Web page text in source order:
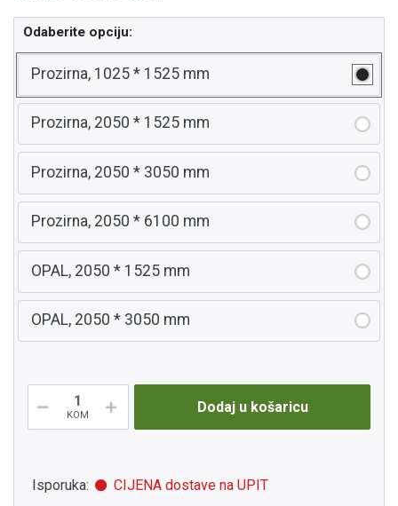
Odaberite opciju:
Prozirna, 1025 * 1525 mm
Prozirna, 2050 * 1525 mm
Prozirna, 2050 * 3050 mm
Prozirna, 2050 * 6100 mm
OPAL, 2050 * 1525 mm
OPAL, 2050 * 3050 mm
KOM Dodaj u košaricu
Isporuka:
CIJENA dostave na UPIT